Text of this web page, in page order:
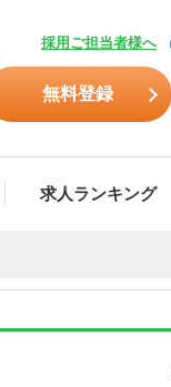
採用ご担当者様へ
無料登録
求人ランキング